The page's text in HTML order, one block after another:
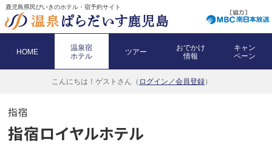
鹿児島県民びいきのホテル・宿予約サイト
HOME
温泉宿
ホテル
ツアー
おでかけ
情報
キャン
ペーン
こんにちは！ ゲストさん（ ログイン／会員登録）
指宿
指宿ロイヤルホテル